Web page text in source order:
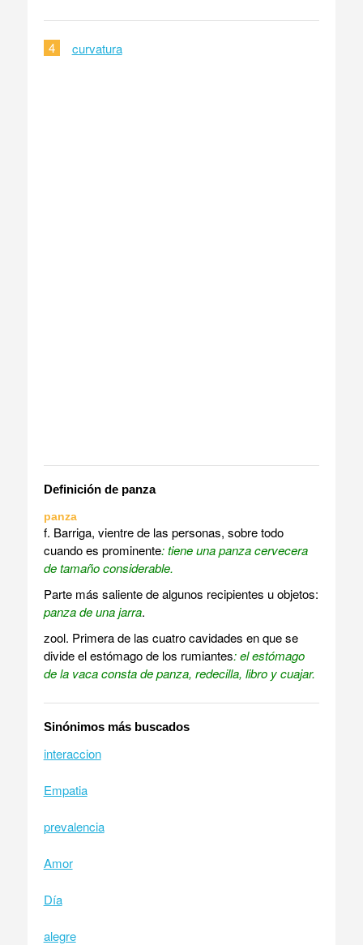
4 curvatura
Definición de panza
panza
f. Barriga, vientre de las personas, sobre todo
cuando es prominente: tiene una panza cervecera
de tamaño considerable.
Parte más saliente de algunos recipientes u objetos:
panza de una jarra.
zool. Primera de las cuatro cavidades en que se
divide el estómago de los rumiantes: el estómago
de la vaca consta de panza, redecilla, libro y cuajar.
Sinónimos más buscados
interaccion
Empatia
prevalencia
Amor
Día
alegre